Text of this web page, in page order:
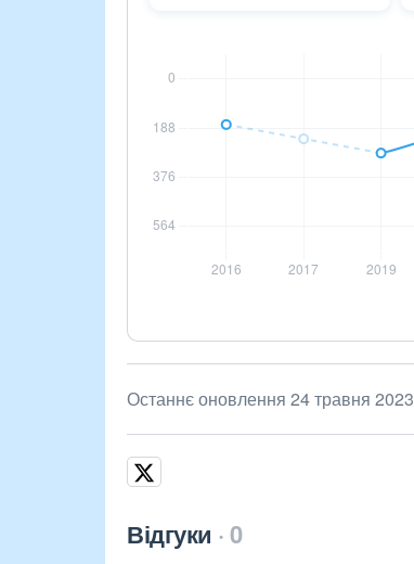
Останнє оновлення 24 травня 2023
Відгуки 0